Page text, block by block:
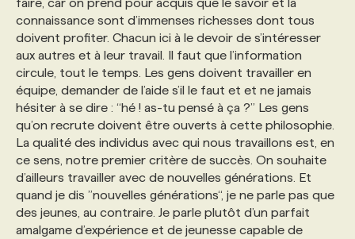
connaissance sont d’immenses richesses dont tous
doivent profiter. Chacun ici à le devoir de s’intéresser
aux autres et à leur travail. Il faut que l’information
circule, tout le temps. Les gens doivent travailler en
équipe, demander de l’aide s’il le faut et et ne jamais
hésiter à se dire : “hé ! as-tu pensé à ça ?” Les gens
qu’on recrute doivent être ouverts à cette philosophie.
La qualité des individus avec qui nous travaillons est, en
ce sens, notre premier critère de succès. On souhaite
d’ailleurs travailler avec de nouvelles générations. Et
quand je dis ”nouvelles générations“, je ne parle pas que
des jeunes, au contraire. Je parle plutôt d’un parfait
amalgame d’expérience et de jeunesse capable de